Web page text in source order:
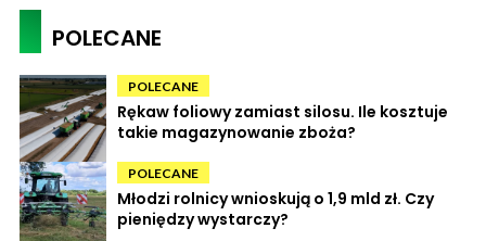
POLECANE
POLECANE
Rękaw foliowy zamiast silosu. Ile kosztuje
takie magazynowanie zboża?
POLECANE
Młodzi rolnicy wnioskują o 1,9 mld zł. Czy
pieniędzy wystarczy?